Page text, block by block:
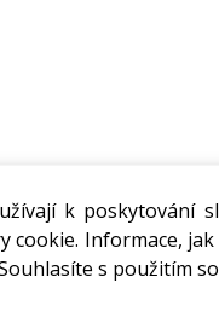
k poskytování
cookie. Informace,
s použitím
fólií. Vynikající